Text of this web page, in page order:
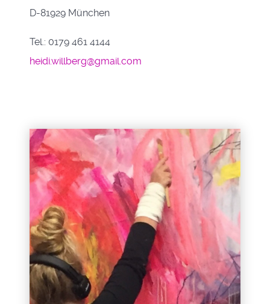
D-81929 München
Tel.: 0179 461 4144
heidi.willberg@gmail.com